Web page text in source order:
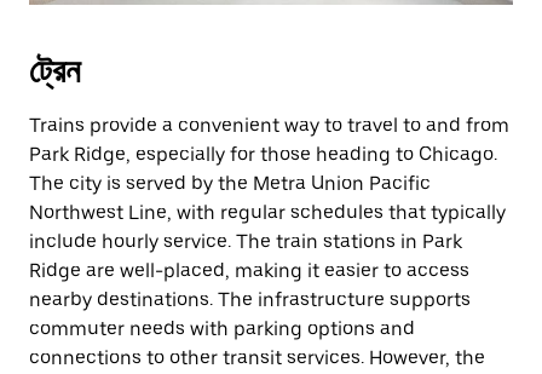
ট্রেন
Trains provide a convenient way to travel to and from
Park Ridge, especially for those heading to Chicago.
The city is served by the Metra Union Pacific
Northwest Line, with regular schedules that typically
include hourly service. The train stations in Park
Ridge are well-placed, making it easier to access
nearby destinations. The infrastructure supports
commuter needs with parking options and
connections to other transit services. However, the